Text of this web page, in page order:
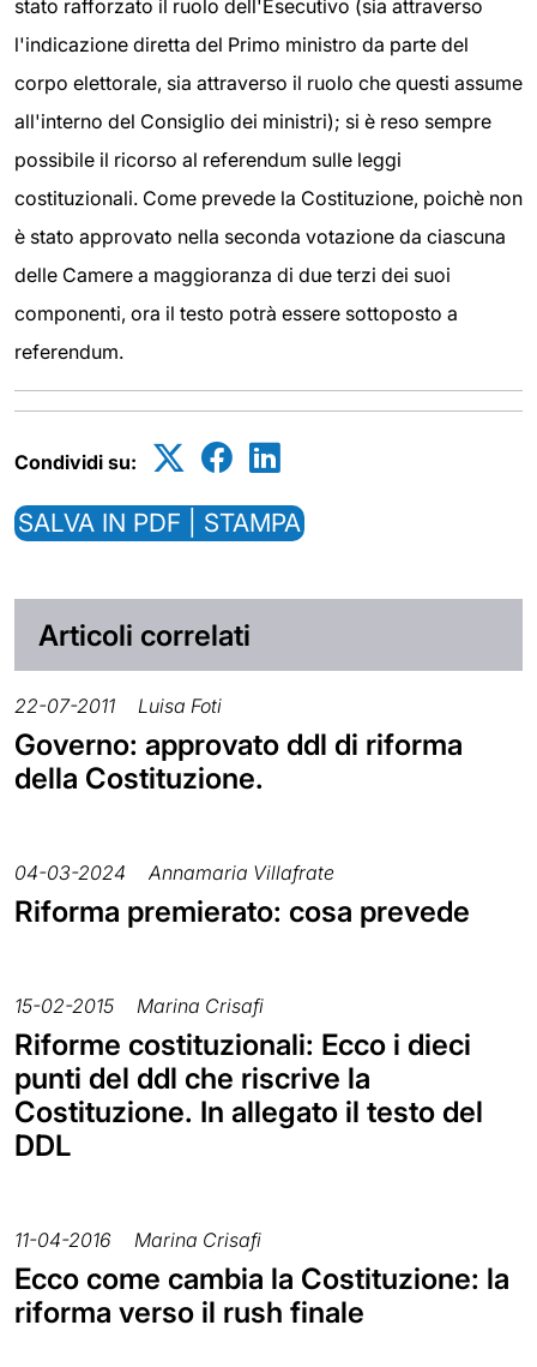
stato rafforzato il ruolo dell'Esecutivo (sia attraverso
l'indicazione diretta del Primo ministro da parte del
corpo elettorale, sia attraverso il ruolo che questi assume
all'interno del Consiglio dei ministri); si è reso sempre
possibile il ricorso al referendum sulle leggi
costituzionali. Come prevede la Costituzione, poichè non
è stato approvato nella seconda votazione da ciascuna
delle Camere a maggioranza di due terzi dei suoi
componenti, ora il testo potrà essere sottoposto a
referendum.
Condividi su:
SALVA IN PDF | STAMPA
Articoli correlati
22-07-2011 Luisa Foti
Governo: approvato ddl di riforma
della Costituzione.
04-03-2024 Annamaria Villafrate
Riforma premierato: cosa prevede
15-02-2015 Marina Crisafi
Riforme costituzionali: Ecco i dieci
punti del ddl che riscrive la
Costituzione. In allegato il testo del
DDL
11-04-2016 Marina Crisafi
Ecco come cambia la Costituzione: la
riforma verso il rush finale